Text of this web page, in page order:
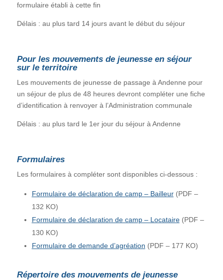
formulaire établi à cette fin
Délais : au plus tard 14 jours avant le début du séjour
Pour les mouvements de jeunesse en séjour
sur le territoire
Les mouvements de jeunesse de passage à Andenne pour
un séjour de plus de 48 heures devront compléter une fiche
d’identification à renvoyer à l’Administration communale
Délais : au plus tard le 1er jour du séjour à Andenne
Formulaires
Les formulaires à compléter sont disponibles ci-dessous :
Formulaire de déclaration de camp – Bailleur(PDF –
132 KO)
Formulaire de déclaration de camp – Locataire(PDF –
130 KO)
Formulaire de demande d’agréation (PDF – 177 KO)
Répertoire des mouvements de jeunesse